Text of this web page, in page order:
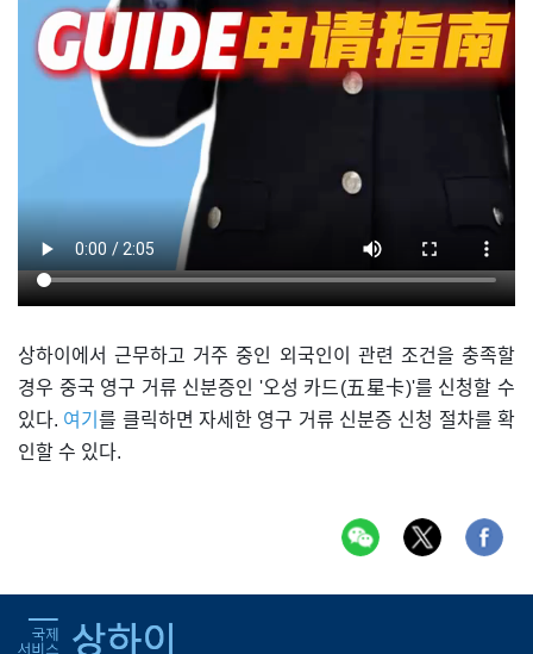
상하이에서 근무하고 거주 중인 외국인이 관련 조건을 충족할
경우 중국 영구 거류 신분증인 '오성 카드(五星卡)'를 신청할 수
있다. 여기를 클릭하면 자세한 영구 거류 신분증 신청 절차를 확
인할 수 있다.